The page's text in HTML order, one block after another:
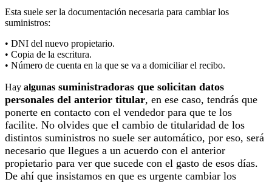
Esta suele ser la documentación necesaria para cambiar los
suministros:
• DNI del nuevo propietario.
• Copia de la escritura.
• Número de cuenta en la que se va a domiciliar el recibo.
Hay algunas suministradoras que solicitan datos
personales del anterior titular, en ese caso, tendrás que
ponerte en contacto con el vendedor para que te los
facilite. No olvides que el cambio de titularidad de los
distintos suministros no suele ser automático, por eso, será
necesario que llegues a un acuerdo con el anterior
propietario para ver que sucede con el gasto de esos días.
De ahí que insistamos en que es urgente cambiar los